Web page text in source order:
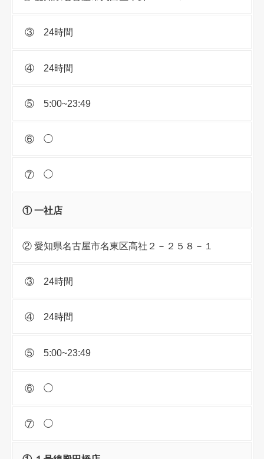
③ 24時間
④ 24時間
⑤ 5:00~23:49
⑥ ◯
⑦ ◯
① 一社店
② 愛知県名古屋市名東区高社２－２５８－１
③ 24時間
④ 24時間
⑤ 5:00~23:49
⑥ ◯
⑦ ◯